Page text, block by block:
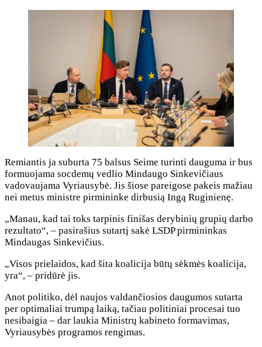
Remiantis ja suburta 75 balsus Seime turinti dauguma ir bus
formuojama socdemų vedlio Mindaugo Sinkevičiaus
vadovaujama Vyriausybė. Jis šiose pareigose pakeis mažiau
nei metus ministre pirmininke dirbusią Ingą Ruginienę.
„Manau, kad tai toks tarpinis finišas derybinių grupių darbo
rezultato“, – pasirašius sutartį sakė LSDP pirmininkas
Mindaugas Sinkevičius.
„Visos prielaidos, kad šita koalicija būtų sėkmės koalicija,
yra“, – pridūrė jis.
Anot politiko, dėl naujos valdančiosios daugumos sutarta
per optimaliai trumpą laiką, tačiau politiniai procesai tuo
nesibaigia – dar laukia Ministrų kabineto formavimas,
Vyriausybės programos rengimas.